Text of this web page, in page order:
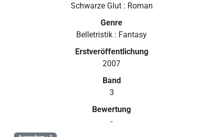
Schwarze Glut : Roman
Genre
Belletristik : Fantasy
Erstveröffentlichung
2007
Band
3
Bewertung
-